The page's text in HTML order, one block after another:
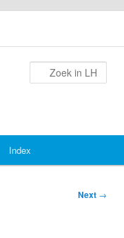
Index
Next →